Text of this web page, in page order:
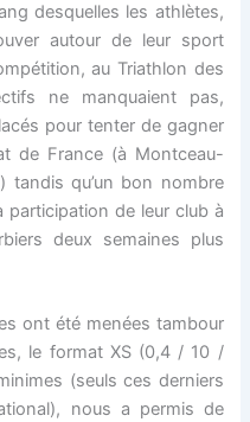
desquelles les athlètes,
autour de leur sport
au Triathlon des
ne manquaient pas,
pour tenter de gagner
de France (à Montceau-
tandis qu’un bon nombre
participation de leur club à
deux semaines plus
ont été menées tambour
le format XS (0,4 / 10 /
(seuls ces derniers
nous a permis de